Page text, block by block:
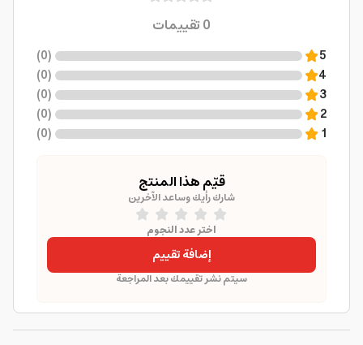
0تقييمات
5
(
0
)
4
(
0
)
3
(
0
)
2
(
0
)
1
(
0
)
قيّم هذا المنتج
شارك رأيك وساعد الآخرين
اختر عدد النجوم
إضافة تقييم
سيتم نشر تقييمك بعد المراجعة